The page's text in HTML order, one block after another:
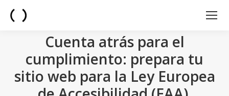
Cuenta atrás para el
cumplimiento: prepara tu
sitio web para la Ley Europea